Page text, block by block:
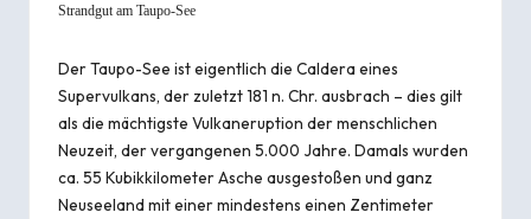
Strandgut am Taupo-See
Der Taupo-See ist eigentlich die Caldera eines
Supervulkans, der zuletzt 181 n. Chr. ausbrach – dies gilt
als die mächtigste Vulkaneruption der menschlichen
Neuzeit, der vergangenen 5.000 Jahre. Damals wurden
ca. 55 Kubikkilometer Asche ausgestoßen und ganz
Neuseeland mit einer mindestens einen Zentimeter